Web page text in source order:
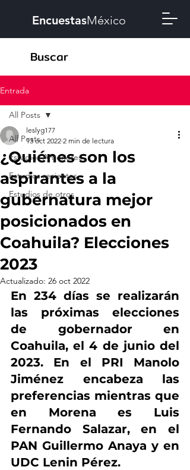
EncuestasMéxico
Entrada
All Posts
Estudios Anteriores
Estudios recientes
Estudios de otros
All Posts
¿Quiénes son los
aspirantes a la
gubernatura mejor
posicionados en
Coahuila? Elecciones
2023
leslyg177
13 oct 2022 2 min de lectura
Actualizado: 26 oct 2022
En 234 días se realizarán
las próximas elecciones
de gobernador en
Coahuila, el 4 de junio del
2023. En el PRI Manolo
Jiménez encabeza las
preferencias mientras que
en Morena es Luis
Fernando Salazar, en el
PAN Guillermo Anaya y en
UDC Lenin Pérez.